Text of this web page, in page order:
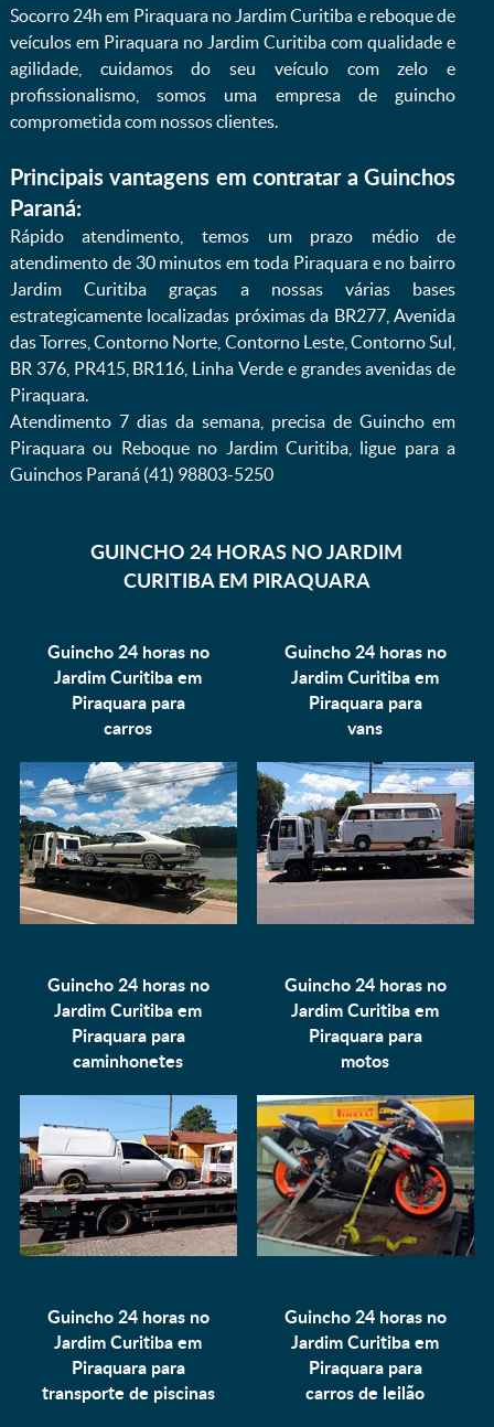
Socorro 24h em Piraquara no Jardim Curitiba e reboque de
veículos em Piraquara no Jardim Curitiba com qualidade e
agilidade, cuidamos do seu veículo com zelo e
profissionalismo, somos uma empresa de guincho
comprometida com nossos clientes.
Principais vantagens em contratar a Guinchos
Paraná:
Rápido atendimento, temos um prazo médio de
atendimento de 30 minutos em toda Piraquara e no bairro
Jardim Curitiba graças a nossas várias bases
estrategicamente localizadas próximas da BR277, Avenida
das Torres, Contorno Norte, Contorno Leste, Contorno Sul,
BR 376, PR415, BR116, Linha Verde e grandes avenidas de
Piraquara.
Atendimento 7 dias da semana, precisa de Guincho em
Piraquara ou Reboque no Jardim Curitiba, ligue para a
Guinchos Paraná (41) 98803-5250
GUINCHO 24 HORAS NO JARDIM
CURITIBA EM PIRAQUARA
Guincho 24 horas no
Jardim Curitiba em
Piraquara para
carros
Guincho 24 horas no
Jardim Curitiba em
Piraquara para
vans
Guincho 24 horas no
Jardim Curitiba em
Piraquara para
caminhonetes
Guincho 24 horas no
Jardim Curitiba em
Piraquara para
motos
Guincho 24 horas no
Jardim Curitiba em
Piraquara para
transporte de piscinas
Guincho 24 horas no
Jardim Curitiba em
Piraquara para
carros de leilão